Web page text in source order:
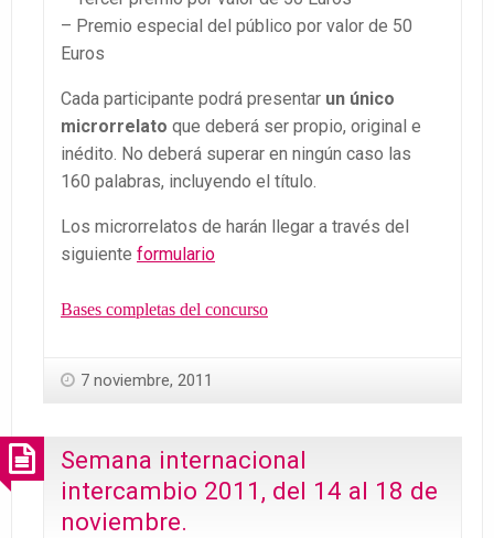
– Premio especial del público por valor de 50
Euros
Cada participante podrá presentar un único
microrrelato que deberá ser propio, original e
inédito. No deberá superar en ningún caso las
160 palabras, incluyendo el título.
Los microrrelatos de harán llegar a través del
siguiente formulario
Bases completas del concurso
7 noviembre, 2011
Semana internacional
intercambio 2011, del 14 al 18 de
noviembre.